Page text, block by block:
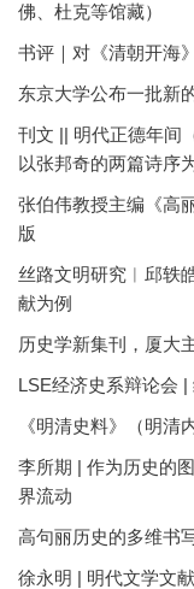
佛、杜克等馆藏）
书评｜对《清朝开海
东京大学公布一批新
刊文 || 明代正德年
以张邦奇的两篇诗序
张伯伟教授主编《高
版
丝路文明研究︱邱轶
献为例
历史学新集刊，厦
LSE经济史系辩论会
《明清史料》（明清
李所期 | 作为历史的
界流动
高句丽历史的多维书
徐永明 | 明代文学文